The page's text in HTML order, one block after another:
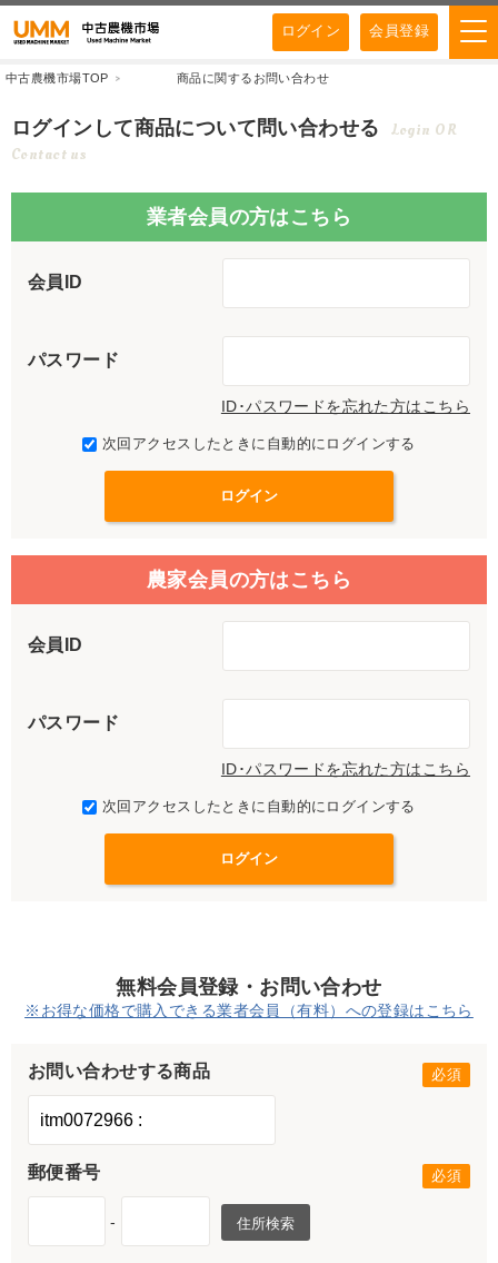
ログイン 会員登録
中古農機市場TOP 商品に関するお問い合わせ
ログインして商品について問い合わせる
Login OR
Contact us
業者会員の方はこちら
会員ID
パスワード
ID･パスワードを忘れた方はこちら
次回アクセスしたときに自動的にログインする
農家会員の方はこちら
会員ID
パスワード
ID･パスワードを忘れた方はこちら
次回アクセスしたときに自動的にログインする
無料会員登録・お問い合わせ
※お得な価格で購入できる業者会員（有料）への登録はこちら
お問い合わせする商品
郵便番号
- 住所検索